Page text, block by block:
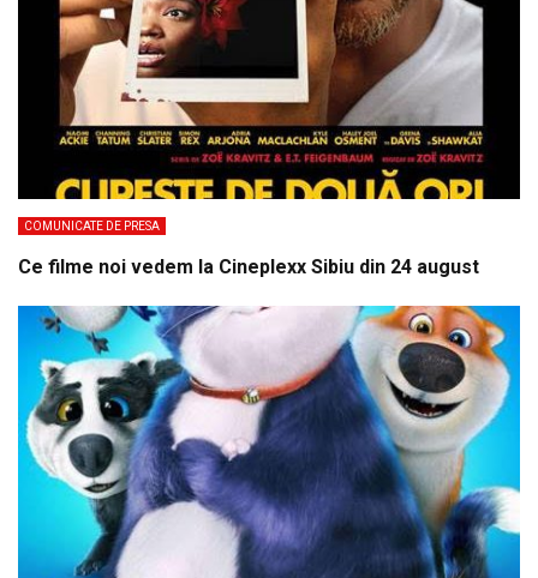
COMUNICATE DE PRESA
Ce filme noi vedem la Cineplexx Sibiu din 24 august